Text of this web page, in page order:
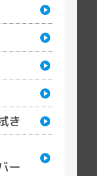
き
ー